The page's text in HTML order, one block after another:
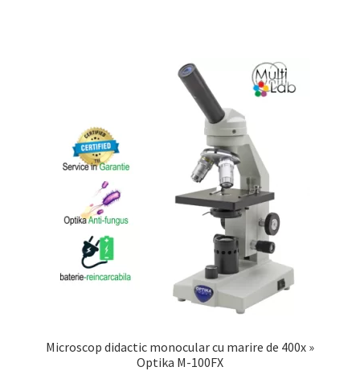
Microscop didactic monocular cu marire de 400x »
Optika M-100FX